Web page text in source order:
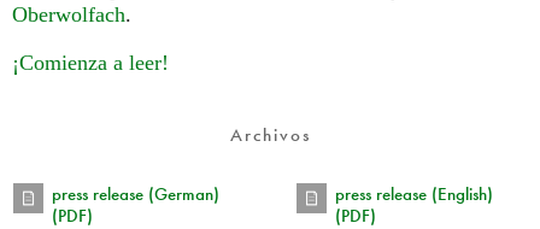
Oberwolfach.
¡Comienza a leer!
Archivos
press release (German)
(PDF)
press release (English)
(PDF)